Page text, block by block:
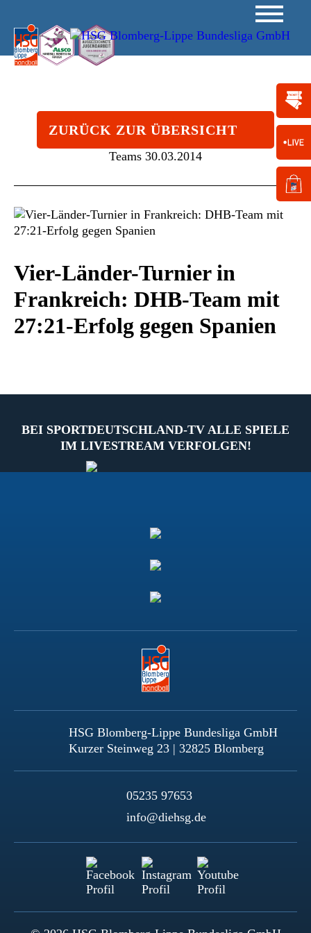
ZURÜCK ZUR ÜBERSICHT
Teams 30.03.2014
Vier-Länder-Turnier in
Frankreich: DHB-Team mit
27:21-Erfolg gegen Spanien
BEI SPORTDEUTSCHLAND-TV ALLE SPIELE
IM LIVESTREAM VERFOLGEN!
HSG Blomberg-Lippe Bundesliga GmbH
Kurzer Steinweg 23 | 32825 Blomberg
05235 97653
info@diehsg.de